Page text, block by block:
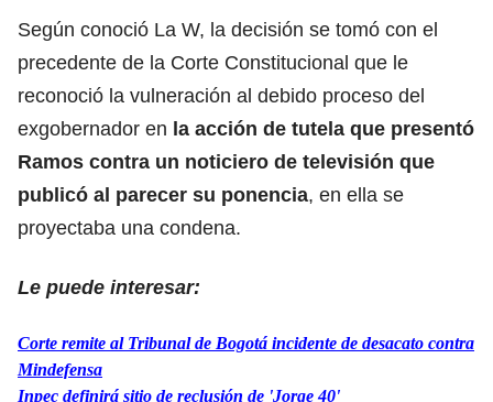
Según conoció La W, la decisión se tomó con el
precedente de la Corte Constitucional que le
reconoció la vulneración al debido proceso del
exgobernador en la acción de tutela que presentó
Ramos contra un noticiero de televisión que
publicó al parecer su ponencia, en ella se
proyectaba una condena.
Le puede interesar:
Corte remite al Tribunal de Bogotá incidente de desacato contra
Mindefensa
Inpec definirá sitio de reclusión de 'Jorge 40'